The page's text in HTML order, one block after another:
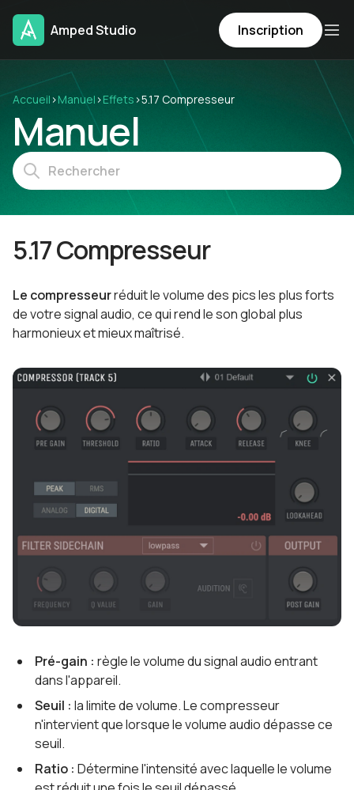
Amped Studio Inscription
Accueil ›Manuel ›Effets ›5.17 Compresseur
Manuel
5.17 Compresseur
Le compresseurréduit le volume des pics les plus forts
de votre signal audio, ce qui rend le son global plus
harmonieux et mieux maîtrisé.
Pré-gain : règle le volume du signal audio entrant
dans l'appareil.
Seuil : la limite de volume. Le compresseur
n'intervient que lorsque le volume audio dépasse ce
seuil.
Ratio : Détermine l'intensité avec laquelle le volume